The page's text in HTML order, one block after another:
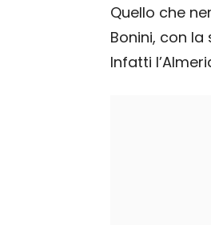
Quello che
Bonini, con
Infatti